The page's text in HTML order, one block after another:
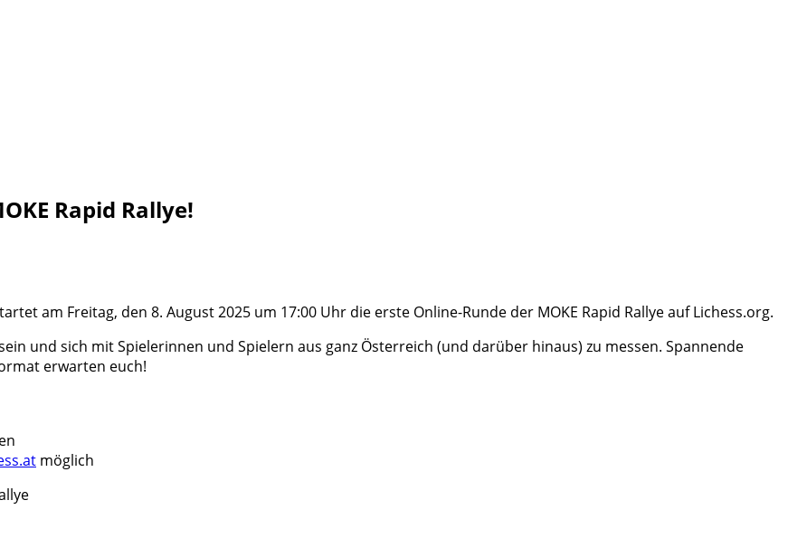
Rapid Rallye!
am Freitag, den 8. August 2025 um 17:00 Uhr die erste Online-Runde der MOKE Rapid Rallye auf Lichess.org.
und sich mit Spielerinnen und Spielern aus ganz Österreich (und darüber hinaus) zu messen. Spannende
erwarten euch!
möglich